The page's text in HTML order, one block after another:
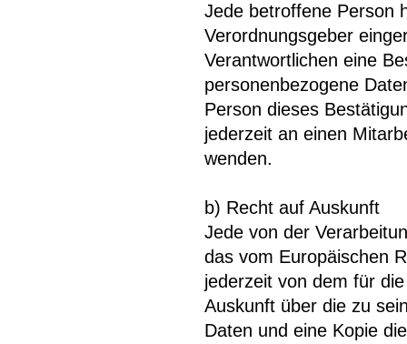
Jede betroffene Person
Verordnungsgeber
Verantwortlichen eine
personenbezogene
Person dieses
jederzeit an einen
wenden.
b) Recht auf Auskunft
Jede von der
das vom Europäischen
jederzeit von dem für
Auskunft über die zu
Daten und eine Kopie